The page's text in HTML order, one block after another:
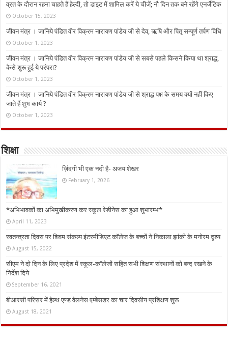
व्रत के दौरान रहना चाहते हैं हेल्दी, तो डाइट में शामिल करें ये चीजें; नौ दिन तक बने रहेंगे एनर्जेटिक
October 15, 2023
जीवन मंत्र । जानिये पंडित वीर विक्रम नारायण पांडेय जी से देव, ऋषि और पितृ सम्पूर्ण तर्पण विधि
October 1, 2023
जीवन मंत्र । जानिये पंडित वीर विक्रम नारायण पांडेय जी से सबसे पहले किसने किया था श्राद्ध,
कैसे शुरू हुई ये परंपरा?
October 1, 2023
जीवन मंत्र । जानिये पंडित वीर विक्रम नारायण पांडेय जी से श्राद्ध पक्ष के समय क्यों नहीं किए
जाते हैं शुभ कार्य ?
October 1, 2023
शिक्षा
ज़िंदगी भी एक नदी है- अजय शेखर
February 1, 2026
*अभिभावकों का अभिमुखीकरण कर स्कूल रेडीनेस का हुआ शुभारम्भ*
April 11, 2023
स्वतन्त्रता दिवस पर शिवम संकल्प इंटरमीडिएट कॉलेज के बच्चों ने निकाला झांकी के मनोरम दृश्य
August 15, 2022
सीएम ने दो दिन के लिए प्रदेश में स्कूल-कॉलेजों सहित सभी शिक्षण संस्थानों को बन्द रखने के
निर्देश दिये
September 16, 2021
बीआरसी परिसर में हेल्थ एण्ड वेलनेस एम्बेसडर का चार दिवसीय प्रशिक्षण शुरू
August 18, 2021